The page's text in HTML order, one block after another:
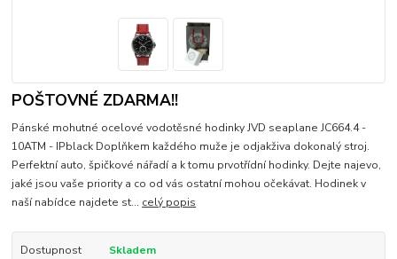
POŠTOVNÉ ZDARMA!!
Pánské mohutné ocelové vodotěsné hodinky JVD seaplane JC664.4 -
10ATM - IPblack Doplňkem každého muže je odjakživa dokonalý stroj.
Perfektní auto, špičkové nářadí a k tomu prvotřídní hodinky. Dejte najevo,
jaké jsou vaše priority a co od vás ostatní mohou očekávat. Hodinek v
naší nabídce najdete st... celý popis
Dostupnost Skladem